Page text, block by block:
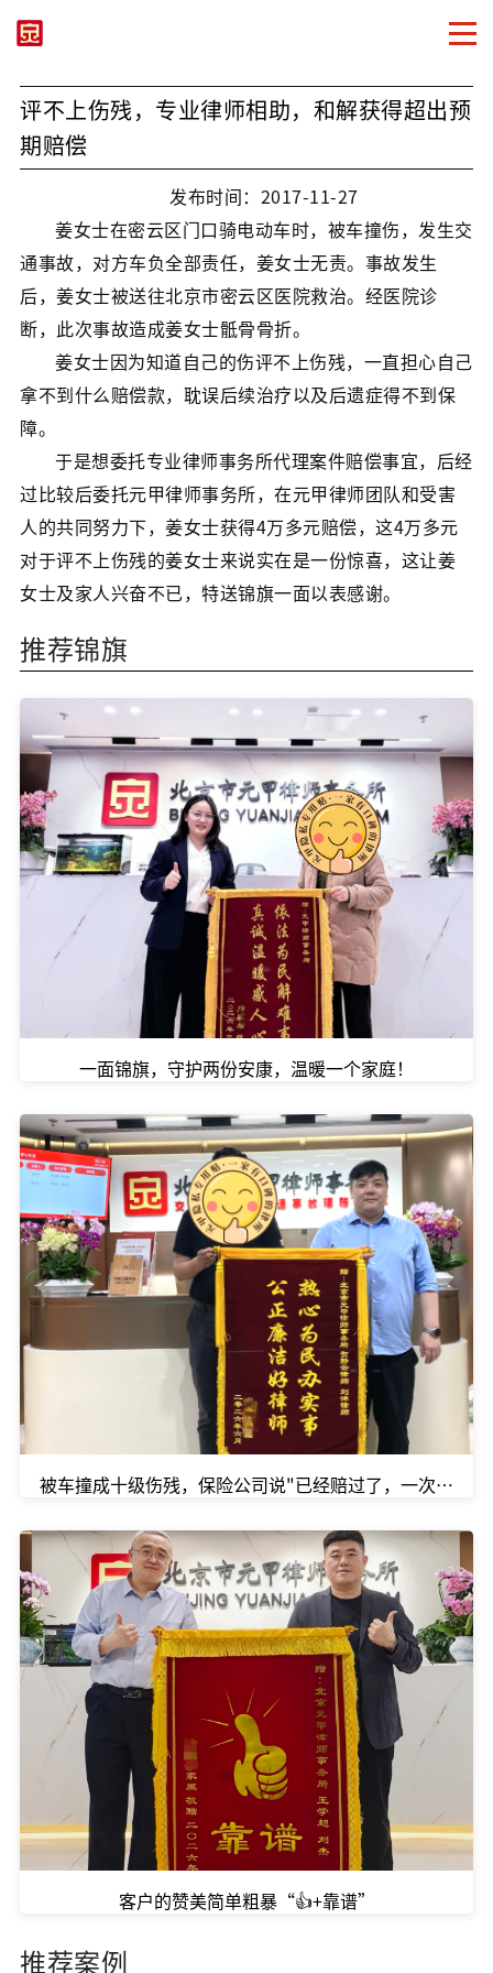
评不上伤残，专业律师相助，和解获得超出预
期赔偿
发布时间：2017-11-27
姜女士在密云区门口骑电动车时，被车撞伤，发生交
通事故，对方车负全部责任，姜女士无责。事故发生
后，姜女士被送往北京市密云区医院救治。经医院诊
断，此次事故造成姜女士骶骨骨折。
姜女士因为知道自己的伤评不上伤残，一直担心自己
拿不到什么赔偿款，耽误后续治疗以及后遗症得不到保
障。
于是想委托专业律师事务所代理案件赔偿事宜，后经
过比较后委托元甲律师事务所，在元甲律师团队和受害
人的共同努力下，姜女士获得4万多元赔偿，这4万多元
对于评不上伤残的姜女士来说实在是一份惊喜，这让姜
女士及家人兴奋不已，特送锦旗一面以表感谢。
推荐锦旗
一面锦旗，守护两份安康，温暖一个家庭！
被车撞成十级伤残，保险公司说"已经赔过了，一次性了
客户的赞美简单粗暴“👍+靠谱”
推荐案例